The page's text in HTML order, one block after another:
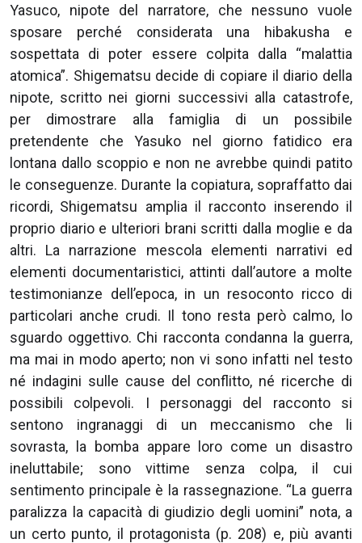
Yasuco, nipote del narratore, che nessuno vuole
sposare perché considerata una hibakusha e
sospettata di poter essere colpita dalla “malattia
atomica”. Shigematsu decide di copiare il diario della
nipote, scritto nei giorni successivi alla catastrofe,
per dimostrare alla famiglia di un possibile
pretendente che Yasuko nel giorno fatidico era
lontana dallo scoppio e non ne avrebbe quindi patito
le conseguenze. Durante la copiatura, sopraffatto dai
ricordi, Shigematsu amplia il racconto inserendo il
proprio diario e ulteriori brani scritti dalla moglie e da
altri. La narrazione mescola elementi narrativi ed
elementi documentaristici, attinti dall’autore a molte
testimonianze dell’epoca, in un resoconto ricco di
particolari anche crudi. Il tono resta però calmo, lo
sguardo oggettivo. Chi racconta condanna la guerra,
ma mai in modo aperto; non vi sono infatti nel testo
né indagini sulle cause del conflitto, né ricerche di
possibili colpevoli. I personaggi del racconto si
sentono ingranaggi di un meccanismo che li
sovrasta, la bomba appare loro come un disastro
ineluttabile; sono vittime senza colpa, il cui
sentimento principale è la rassegnazione. “La guerra
paralizza la capacità di giudizio degli uomini” nota, a
un certo punto, il protagonista (p. 208) e, più avanti